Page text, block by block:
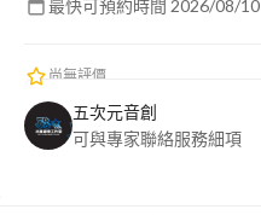
尚無評價
最快可預約時間 2026/08/10
五次元音創
可與專家聯絡服務細項